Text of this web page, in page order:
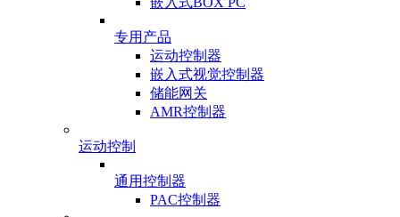
专用产品
运动控制器
嵌入式视觉控制器
储能网关
AMR控制器
运动控制
通用控制器
PAC控制器